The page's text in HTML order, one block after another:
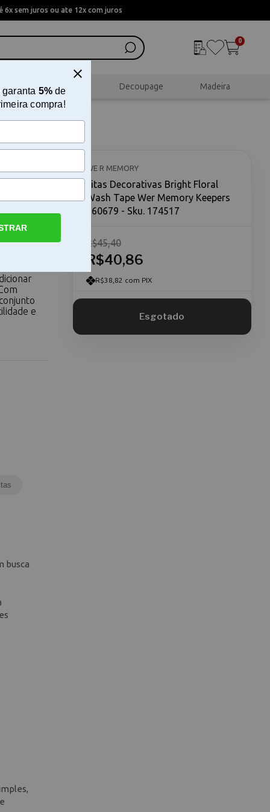
6x sem juros ou ate 12x com juros
0
Scrapbook Decoupage Madeira
Tape
e
WE R MEMORY
Fitas Decorativas Bright Floral
Wash Tape Wer Memory Keepers
660679 - Sku. 174517
R$40,86
R$45,40
R$38,82 com PIX
busca
garanta 5%de
compra!